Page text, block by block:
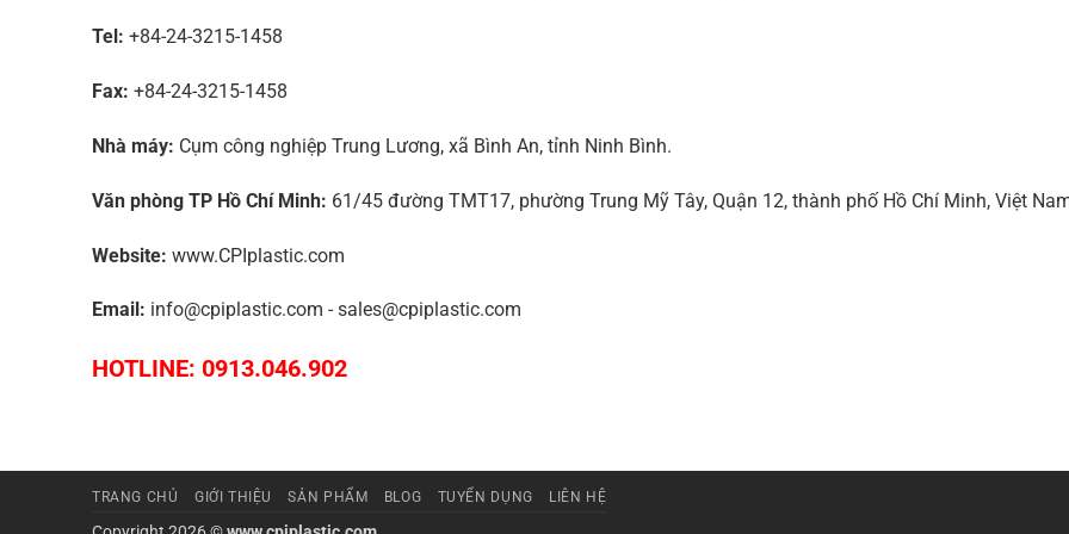
Tel: +84-24-3215-1458
Fax: +84-24-3215-1458
Nhà máy: Cụm công nghiệp Trung Lương, xã Bình An, tỉnh Ninh Bình.
Văn phòng TP Hồ Chí Minh: 61/45 đường TMT17, phường Trung Mỹ Tây, Quận 12, thành phố Hồ Chí Minh, Việt
Website: www.CPIplastic.com
Email: info@cpiplastic.com - sales@cpiplastic.com
HOTLINE: 0913.046.902
TRANG CHỦ GIỚI THIỆU SẢN PHẨM BLOG TUYỂN DỤNG LIÊN HỆ